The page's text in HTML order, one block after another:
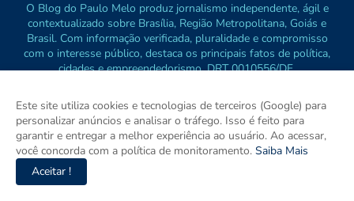
O Blog do Paulo Melo produz jornalismo independente, ágil e
contextualizado sobre Brasília, Região Metropolitana, Goiás e
Brasil. Com informação verificada, pluralidade e compromisso
com o interesse público, destaca os principais fatos de política,
cidades e empreendedorismo. DRT 0010556/DF.
Este site utiliza cookies e tecnologias de terceiros (Google) para
personalizar anúncios e analisar o tráfego. Isso é feito para
garantir e entregar a melhor experiência ao usuário. Ao acessar,
você concorda com a política de monitoramento. Saiba Mais
Aceitar !